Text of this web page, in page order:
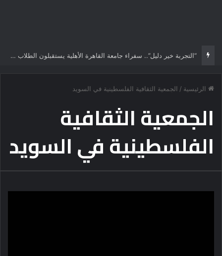
“التجربة خير دليل”.. سفراء جامعة القاهرة الأهلية يستقبلون الطلاب الجدد ويجسدون هوية الجامعة وثقافة التميز
الرئيسية / الجمعية الثقافية الفلسطينية في السويد
الجمعية الثقافية
الفلسطينية في السويد